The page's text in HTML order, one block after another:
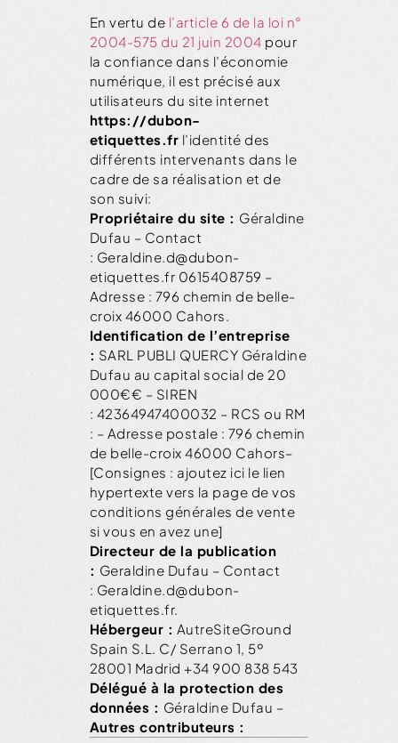
En vertu de l’article 6 de la loi n°
2004-575 du 21 juin 2004 pour
la confiance dans l’économie
numérique, il est précisé aux
utilisateurs du site internet
https://dubon-
etiquettes.fr l’identité des
différents intervenants dans le
cadre de sa réalisation et de
son suivi:
Propriétaire du site : Géraldine
Dufau – Contact
: Geraldine.d@dubon-
etiquettes.fr 0615408759 –
Adresse : 796 chemin de belle-
croix 46000 Cahors.
Identification de l’entreprise
: SARL PUBLI QUERCY Géraldine
Dufau au capital social de 20
000€€ – SIREN
: 42364947400032 – RCS ou RM
: – Adresse postale : 796 chemin
de belle-croix 46000 Cahors–
[Consignes : ajoutez ici le lien
hypertexte vers la page de vos
conditions générales de vente
si vous en avez une]
Directeur de la publication
: Geraldine Dufau – Contact
: Geraldine.d@dubon-
etiquettes.fr.
Hébergeur : AutreSiteGround
Spain S.L. C/ Serrano 1, 5º
28001 Madrid+34 900 838 543
Délégué à la protection des
données : Géraldine Dufau –
Autres contributeurs :